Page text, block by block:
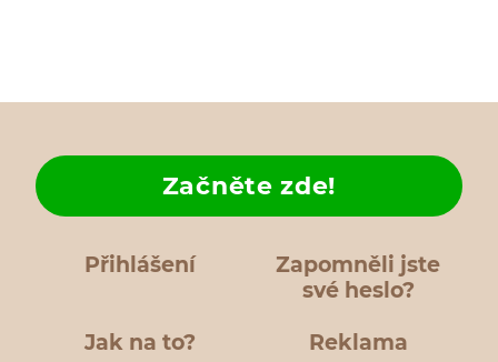
Přihlášení
Zapomněli jste
své heslo?
Jak na to?
Začněte zde!
Reklama